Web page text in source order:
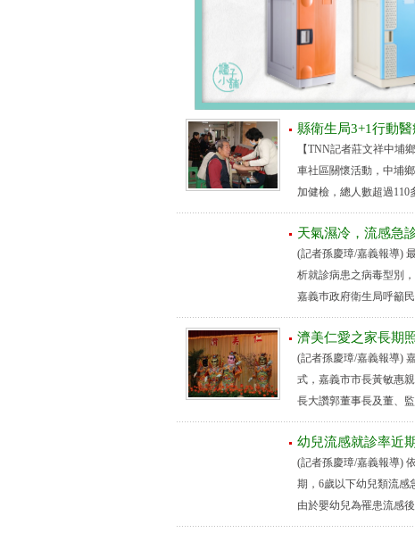
縣衛生局3+1行動
【TNN記者莊文祥中埔
車社區關懷活動，中埔
加健檢，總人數超過110
天氣濕冷，流感急
(記者孫慶璋/嘉義報導)
析就診病患之病毒型別
嘉義巿政府衛生局呼籲
濟美仁愛之家長期
(記者孫慶璋/嘉義報導)
式，嘉義市市長黃敏惠
長大讚郭董事長及董、
幼兒流感就診率近
(記者孫慶璋/嘉義報導)
期，6歲以下幼兒類流感
由於嬰幼兒為罹患流感